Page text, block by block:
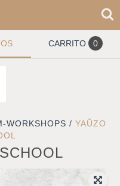
CARRITO 0
WORKSHOPS / YAŬZO